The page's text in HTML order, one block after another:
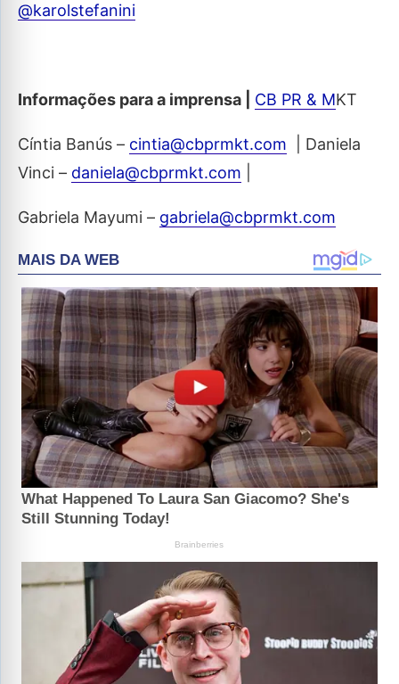
@karolstefanini
Informações para a imprensa | CB PR & MKT
Cíntia Banús – cintia@cbprmkt.com | Daniela
Vinci – daniela@cbprmkt.com
Gabriela Mayumi – gabriela@cbprmkt.com